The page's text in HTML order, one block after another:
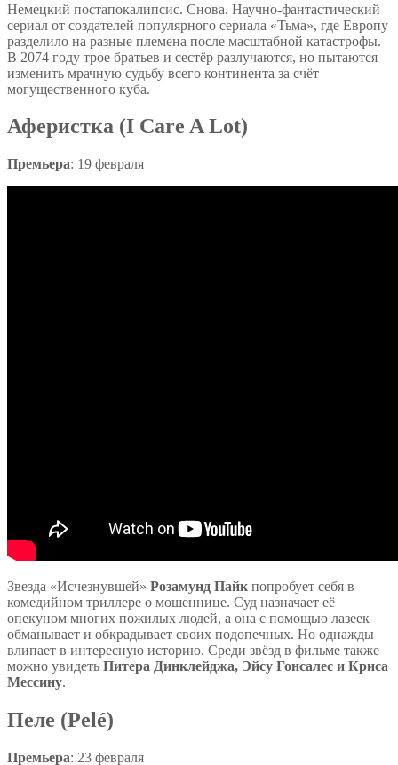
Немецкий постапокалипсис. Снова. Научно-фантастический
сериал от создателей популярного сериала «Тьма», где Европу
разделило на разные племена после масштабной катастрофы.
В 2074 году трое братьев и сестёр разлучаются, но пытаются
изменить мрачную судьбу всего континента за счёт
могущественного куба.
Аферистка (I Care A Lot)
Премьера: 19 февраля
Звезда «Исчезнувшей» Розамунд Пайк попробует себя в
комедийном триллере о мошеннице. Суд назначает её
опекуном многих пожилых людей, а она с помощью лазеек
обманывает и обкрадывает своих подопечных. Но однажды
влипает в интересную историю. Среди звёзд в фильме также
можно увидеть Питера Динклейджа, Эйсу Гонсалес и Криса
Мессину.
Пеле (Pelé)
Премьера: 23 февраля